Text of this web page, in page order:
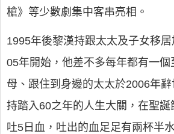
槍》等少數劇集中客串亮相。
1995年後黎漢持跟太太及子女移
05年開始，他差不多每年都有一個
母、跟住到身邊的太太於2006年
持踏入60之年的人生大關，在聖誕
吐5日血，吐出的血足足有兩杯半